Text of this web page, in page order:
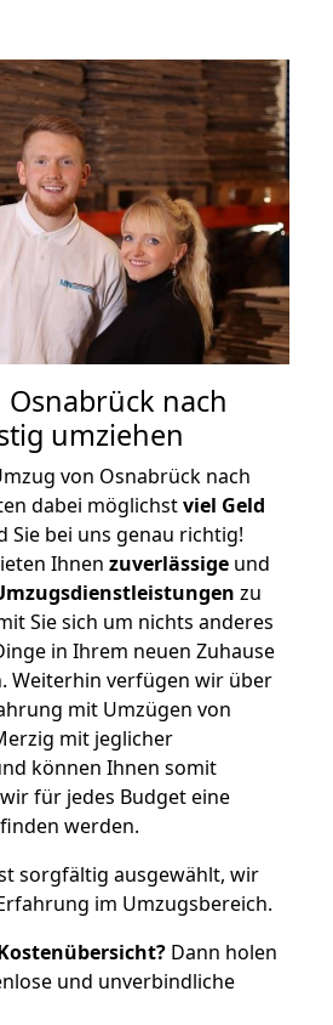
nach
umziehen
von Osnabrück nach
dabei möglichstviel Geld
Sie bei uns genau richtig!
Ihnen zuverlässige und
zu
Sie sich um nichts anderes
in Ihrem neuen Zuhause
Weiterhin verfügen wir über
mit Umzügen von
mit jeglicher
können Ihnen somit
für jedes Budget eine
werden.
sorgfältig ausgewählt, wir
im Umzugsbereich.
Dann holen
und unverbindliche